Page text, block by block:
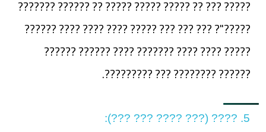
????? ??? ?? ????? ????? ????? ?? ?????? ???????
?????"? ??? ??? ??? ????? ???? ???? ???? ??????
????? ???? ???? ??????? ???? ?????? ??????
?????? ???????? ??? ?????????.
5. ???? (??? ???? ??? ???):